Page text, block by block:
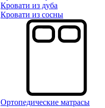
Кровати из дуба
Кровати из сосны
Ортопедические матрасы